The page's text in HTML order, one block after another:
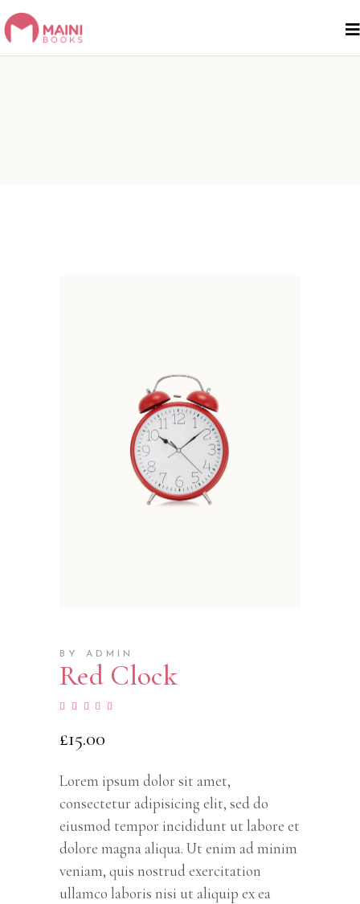
BY ADMIN
Red Clock
of 5
based
on
rating
£15.00
Lorem ipsum dolor sit amet,
consectetur adipisicing elit, sed do
eiusmod tempor incididunt ut labore et
dolore magna aliqua. Ut enim ad minim
veniam, quis nostrud exercitation
ullamco laboris nisi ut aliquip ex ea